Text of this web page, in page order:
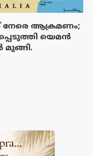
നേരെ ആക്രമണം;
യെമൻ
മുങ്ങി.